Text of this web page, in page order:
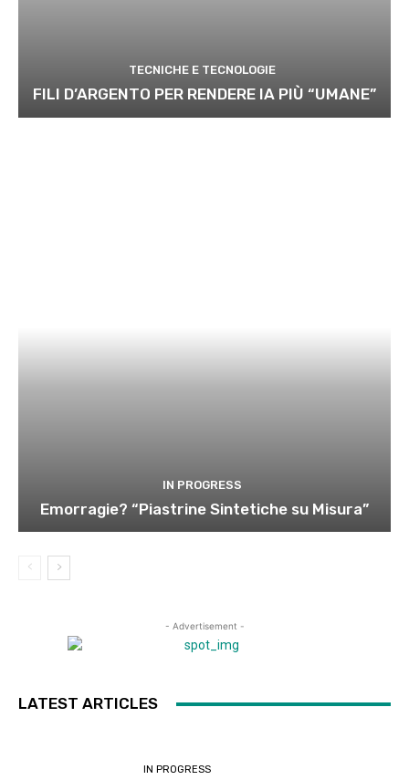
TECNICHE E TECNOLOGIE
FILI D’ARGENTO PER RENDERE IA PIÙ “UMANE”
IN PROGRESS
Emorragie? “Piastrine Sintetiche su Misura”
- Advertisement -
LATEST ARTICLES
IN PROGRESS